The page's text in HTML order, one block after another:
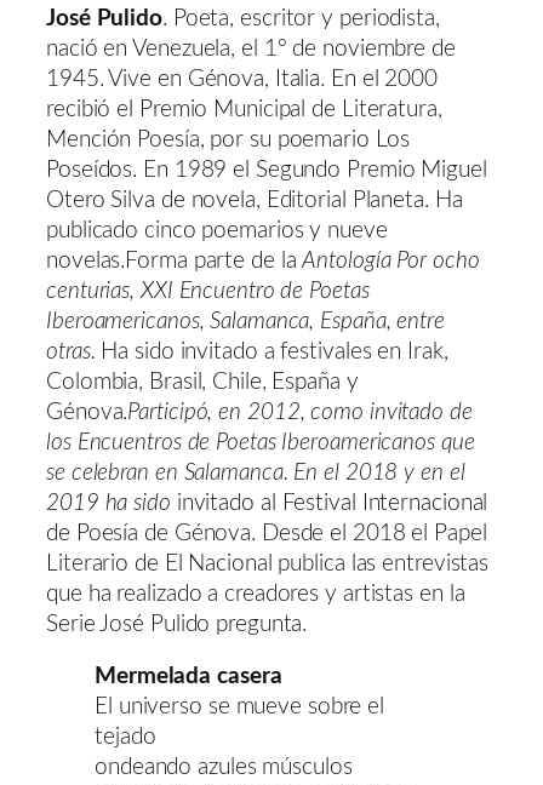
José Pulido. Poeta, escritor y periodista,
nació en Venezuela, el 1° de noviembre de
1945. Vive en Génova, Italia. En el 2000
recibió el Premio Municipal de Literatura,
Mención Poesía, por su poemario Los
Poseídos. En 1989 el Segundo Premio Miguel
Otero Silva de novela, Editorial Planeta. Ha
publicado cinco poemarios y nueve
novelas.Forma parte de laAntología Por ocho
centurias, XXI Encuentro de Poetas
Iberoamericanos, Salamanca, España, entre
otras. Ha sido invitado a festivales en Irak,
Colombia, Brasil, Chile, España y
Génova.Participó, en 2012, como invitado de
los Encuentros de Poetas Iberoamericanos que
se celebran en Salamanca. En el 2018 y en el
2019 ha sido invitado al Festival Internacional
de Poesía de Génova. Desde el 2018 el Papel
Literario de El Nacional publica las entrevistas
que ha realizado a creadores y artistas en la
Serie José Pulido pregunta.
Mermelada casera
El universo se mueve sobre el
tejado
ondeando azules músculos